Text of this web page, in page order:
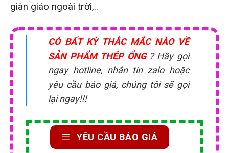
giàn giáo ngoài trời,..
CÓ BẤT KỲ THẮC MẮC NÀO VỀ
SẢN PHẨM THÉP ỐNG? Hãy gọi
ngay hotline, nhắn tin zalo hoặc
yêu cầu báo giá, chúng tôi sẽ gọi
lại ngay!!!
YÊU CẦU BÁO GIÁ